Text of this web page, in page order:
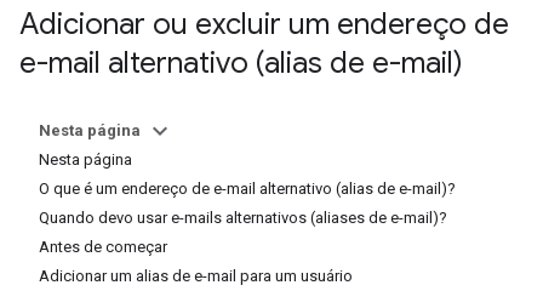
Adicionar ou excluir um endereço de
e-mail alternativo (alias de e-mail)
Nesta página
Nesta página
O que é um endereço de e-mail alternativo (alias de e-mail)?
Quando devo usar e-mails alternativos (aliases de e-mail)?
Antes de começar
Adicionar um alias de e-mail para um usuário